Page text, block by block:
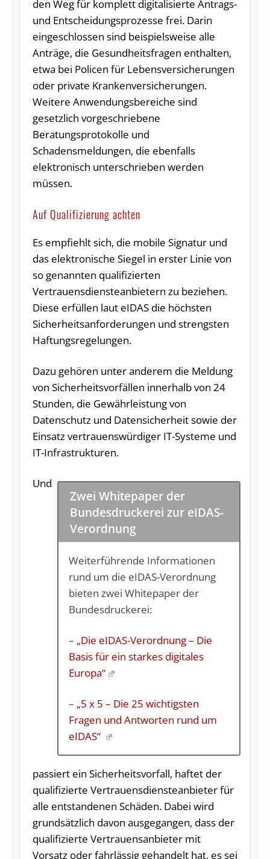
den Weg für komplett digitalisierte Antrags-
und Ent­scheidungs­prozesse frei. Darin
eingeschlossen sind beispielsweise alle
Anträge, die Gesundheitsfragen enthalten,
etwa bei Policen für Lebensversicherungen
oder private Krankenversicherungen.
Weitere Anwendungsbereiche sind
gesetzlich vorgeschriebene
Beratungsprotokolle und
Schadensmeldungen, die ebenfalls
elektronisch unterschrieben werden
müssen.
Auf Qualifizierung achten
Es empfiehlt sich, die mobile Signatur und
das elektronische Siegel in erster Linie von
so genannten qualifizierten
Vertrauensdiensteanbietern zu beziehen.
Diese erfüllen laut eIDAS die höchsten
Sicherheitsanforderungen und strengsten
Haftungsregelungen.
Dazu gehören unter anderem die Meldung
von Sicherheitsvorfällen innerhalb von 24
Stunden, die Gewährleistung von
Datenschutz und Datensicherheit sowie der
Einsatz vertrauenswürdiger IT-Systeme und
IT-Infrastrukturen.
Zwei Whitepaper der
Bundesdruckerei zur eIDAS-
Verordnung
Weiterführende Informationen
rund um die eIDAS-Verordnung
bieten zwei Whitepaper der
Bundesdruckerei:
– „Die eIDAS-Verordnung – Die
Basis für ein starkes digitales
Europa“
– „5 x 5 – Die 25 wichtigsten
Fragen und Antworten rund um
eIDAS“
Und
passiert ein Sicherheitsvorfall, haftet der
qualifizierte Vertrauensdiensteanbieter für
alle entstandenen Schäden. Dabei wird
grundsätzlich davon ausgegangen, dass der
qualifizierte Vertrauensanbieter mit
Vorsatz oder fahrlässig gehandelt hat, es sei